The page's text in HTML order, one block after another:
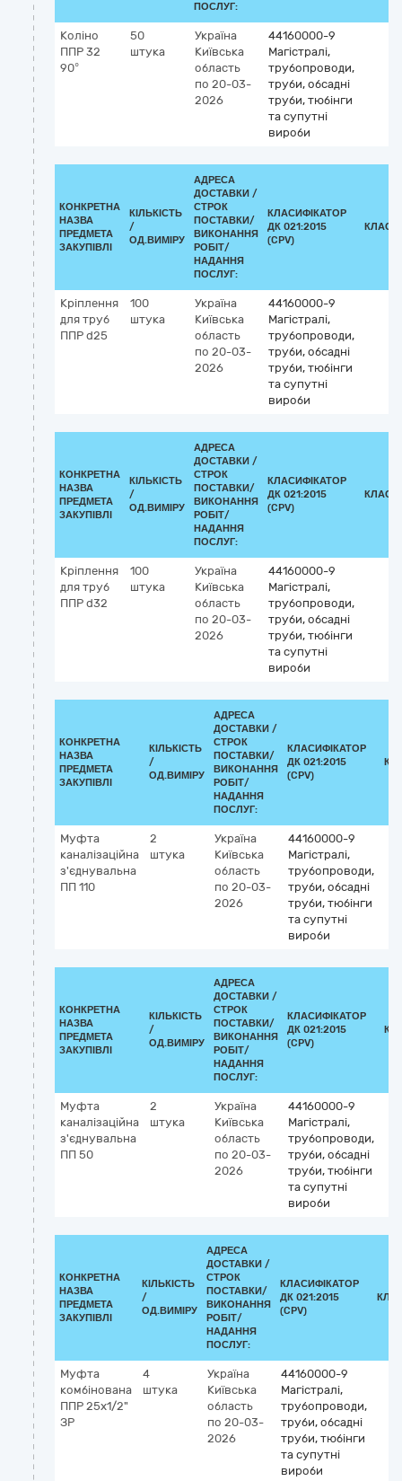
ПОСЛУГ:
Коліно
ППР 32
90°
50
штука
Україна
Київська
область
по 20-03-
2026
44160000-9
Магістралі,
трубопроводи,
труби, обсадні
труби, тюбінги
та супутні
вироби
КОНКРЕТНА
НАЗВА
ПРЕДМЕТА
ЗАКУПІВЛІ
КІЛЬКІСТЬ
/
ОД.ВИМІРУ
АДРЕСА
ДОСТАВКИ /
СТРОК
ПОСТАВКИ/
ВИКОНАННЯ
РОБІТ/
НАДАННЯ
ПОСЛУГ:
КЛАСИФІКАТОР
ДК 021:2015
(CPV)
Кріплення
для труб
ППР d25
100
штука
Україна
Київська
область
по 20-03-
2026
44160000-9
Магістралі,
трубопроводи,
труби, обсадні
труби, тюбінги
та супутні
вироби
КОНКРЕТНА
НАЗВА
ПРЕДМЕТА
ЗАКУПІВЛІ
КІЛЬКІСТЬ
/
ОД.ВИМІРУ
АДРЕСА
ДОСТАВКИ /
СТРОК
ПОСТАВКИ/
ВИКОНАННЯ
РОБІТ/
НАДАННЯ
ПОСЛУГ:
КЛАСИФІКАТОР
ДК 021:2015
(CPV)
Кріплення
для труб
ППР d32
100
штука
Україна
Київська
область
по 20-03-
2026
44160000-9
Магістралі,
трубопроводи,
труби, обсадні
труби, тюбінги
та супутні
вироби
КОНКРЕТНА
НАЗВА
ПРЕДМЕТА
ЗАКУПІВЛІ
КІЛЬКІСТЬ
/
ОД.ВИМІРУ
АДРЕСА
ДОСТАВКИ /
СТРОК
ПОСТАВКИ/
ВИКОНАННЯ
РОБІТ/
НАДАННЯ
ПОСЛУГ:
КЛАСИФІКАТОР
ДК 021:2015
(CPV)
Муфта
каналізаційна
з'єднувальна
ПП 110
2
штука
Україна
Київська
область
по 20-03-
2026
44160000-9
Магістралі,
трубопроводи,
труби, обсадні
труби, тюбінги
та супутні
вироби
КОНКРЕТНА
НАЗВА
ПРЕДМЕТА
ЗАКУПІВЛІ
КІЛЬКІСТЬ
/
ОД.ВИМІРУ
АДРЕСА
ДОСТАВКИ /
СТРОК
ПОСТАВКИ/
ВИКОНАННЯ
РОБІТ/
НАДАННЯ
ПОСЛУГ:
КЛАСИФІКАТОР
ДК 021:2015
(CPV)
Муфта
каналізаційна
з'єднувальна
ПП 50
2
штука
Україна
Київська
область
по 20-03-
2026
44160000-9
Магістралі,
трубопроводи,
труби, обсадні
труби, тюбінги
та супутні
вироби
КОНКРЕТНА
НАЗВА
ПРЕДМЕТА
ЗАКУПІВЛІ
КІЛЬКІСТЬ
/
ОД.ВИМІРУ
АДРЕСА
ДОСТАВКИ /
СТРОК
ПОСТАВКИ/
ВИКОНАННЯ
РОБІТ/
НАДАННЯ
ПОСЛУГ:
КЛАСИФІКАТОР
ДК 021:2015
(CPV)
Муфта
комбінована
ППР 25х1/2"
ЗР
4
штука
Україна
Київська
область
по 20-03-
2026
44160000-9
Магістралі,
трубопроводи,
труби, обсадні
труби, тюбінги
та супутні
вироби